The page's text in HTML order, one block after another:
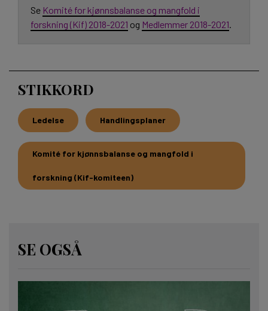
Se Komité for kjønnsbalanse og mangfold i
forskning (Kif) 2018-2021 og Medlemmer 2018-2021.
STIKKORD
Ledelse Handlingsplaner
Komité for kjønnsbalanse og mangfold i
forskning (Kif-komiteen)
SE OGSÅ